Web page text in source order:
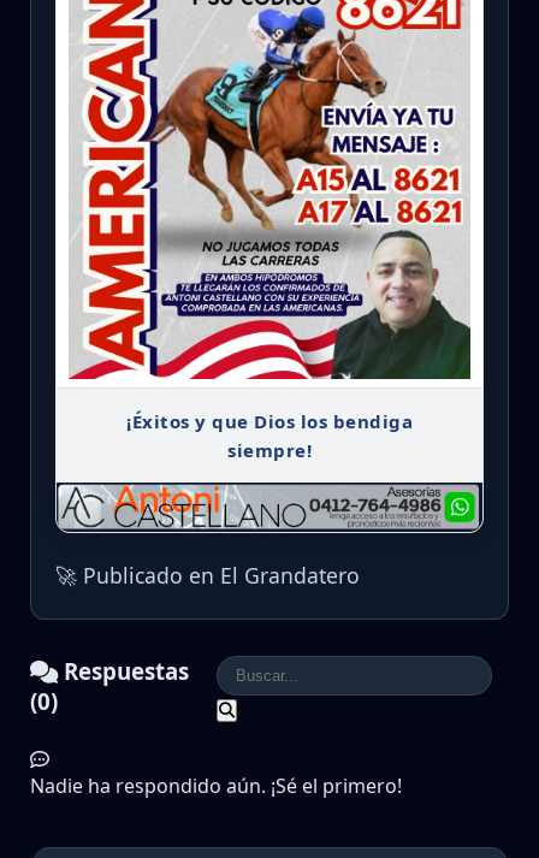
¡Éxitos y que Dios los bendiga
siempre!
🚀 Publicado en El Grandatero
Respuestas
(0)
Nadie ha respondido aún. ¡Sé el primero!